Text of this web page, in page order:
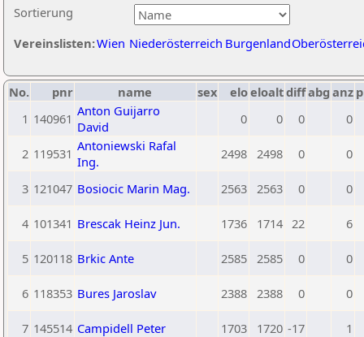
Sortierung
Vereinslisten:Wien Niederösterreich Burgenland
No. pnr name sex eloeloaltdiffabg anz
1 140961 Anton Guijarro
David
0 0 0 0
2 119531 Antoniewski Rafal
Ing.
2498 2498 0 0
3 121047 Bosiocic Marin Mag. 2563 2563 0 0
4 101341 Brescak Heinz Jun. 1736 1714 22 6
5 120118 Brkic Ante 2585 2585 0 0
6 118353 Bures Jaroslav 2388 2388 0 0
7 145514 Campidell Peter 1703 1720 -17 1